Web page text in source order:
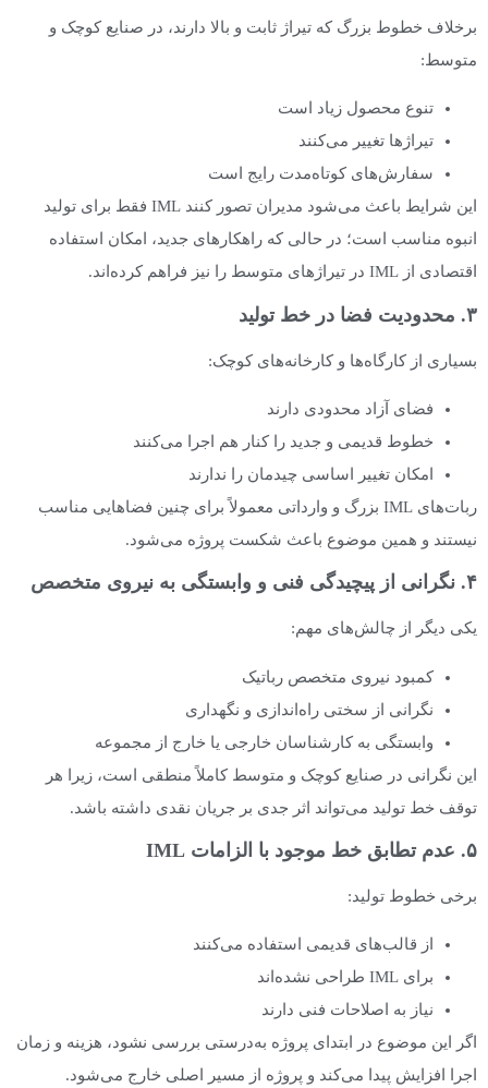
برخلاف خطوط بزرگ که تیراژ ثابت و بالا دارند، در صنایع کوچک و
متوسط:
تنوع محصول زیاد است
تیراژها تغییر می‌کنند
سفارش‌های کوتاه‌مدت رایج است
این شرایط باعث می‌شود مدیران تصور کنند IML فقط برای تولید
انبوه مناسب است؛ در حالی که راهکارهای جدید، امکان استفاده
اقتصادی از IML در تیراژهای متوسط را نیز فراهم کرده‌اند.
۳. محدودیت فضا در خط تولید
بسیاری از کارگاه‌ها و کارخانه‌های کوچک:
فضای آزاد محدودی دارند
خطوط قدیمی و جدید را کنار هم اجرا می‌کنند
امکان تغییر اساسی چیدمان را ندارند
ربات‌های IML بزرگ و وارداتی معمولاً برای چنین فضاهایی مناسب
نیستند و همین موضوع باعث شکست پروژه می‌شود.
۴. نگرانی از پیچیدگی فنی و وابستگی به نیروی متخصص
یکی دیگر از چالش‌های مهم:
کمبود نیروی متخصص رباتیک
نگرانی از سختی راه‌اندازی و نگهداری
وابستگی به کارشناسان خارجی یا خارج از مجموعه
این نگرانی در صنایع کوچک و متوسط کاملاً منطقی است، زیرا هر
توقف خط تولید می‌تواند اثر جدی بر جریان نقدی داشته باشد.
۵. عدم تطابق خط موجود با الزامات IML
برخی خطوط تولید:
از قالب‌های قدیمی استفاده می‌کنند
برای IML طراحی نشده‌اند
نیاز به اصلاحات فنی دارند
اگر این موضوع در ابتدای پروژه به‌درستی بررسی نشود، هزینه و زمان
اجرا افزایش پیدا می‌کند و پروژه از مسیر اصلی خارج می‌شود.